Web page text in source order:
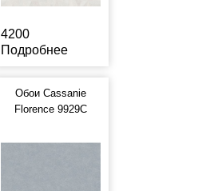
4200
Подробнее
Обои Cassanie
Florence 9929C